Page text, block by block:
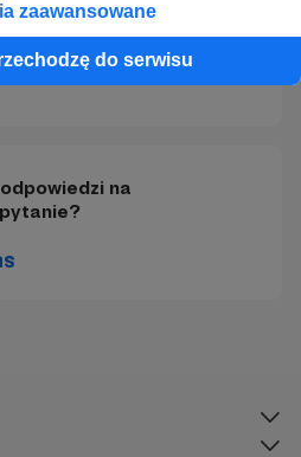
zaawansowane
do serwisu
Patroni?
na